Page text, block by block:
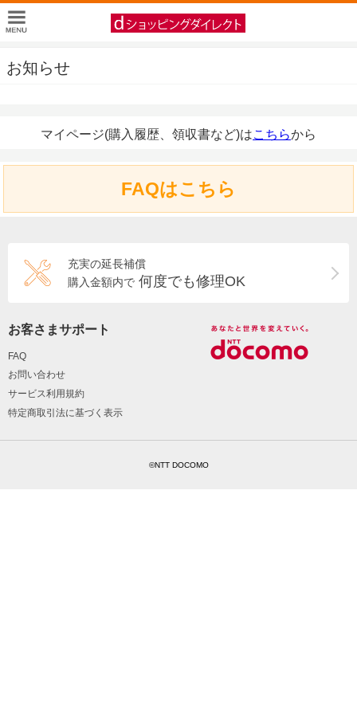
お知らせ
マイページ(購入履歴、領収書など)はこちらから
FAQはこちら
充実の延長補償
購入金額内で 何度でも修理OK
お客さまサポート
FAQ
お問い合わせ
サービス利用規約
特定商取引法に基づく表示
©NTT DOCOMO